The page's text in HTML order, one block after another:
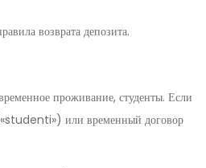
возврата депозита.
проживание, студенты. Если
(«studenti») или временный договор